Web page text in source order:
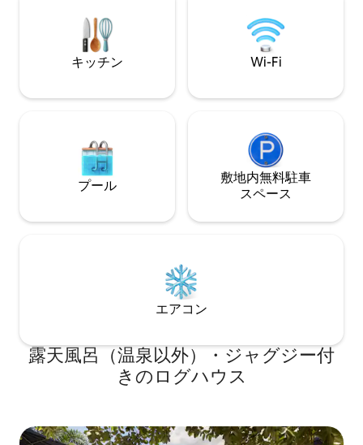
は、ロマンチック
に最適です。
キッチン Wi-Fi
プール
敷地内無料駐⁠車
ス⁠ペ⁠ー⁠ス
エアコン
露天風呂（温泉以外）・ジャグジー付
きのログハウス